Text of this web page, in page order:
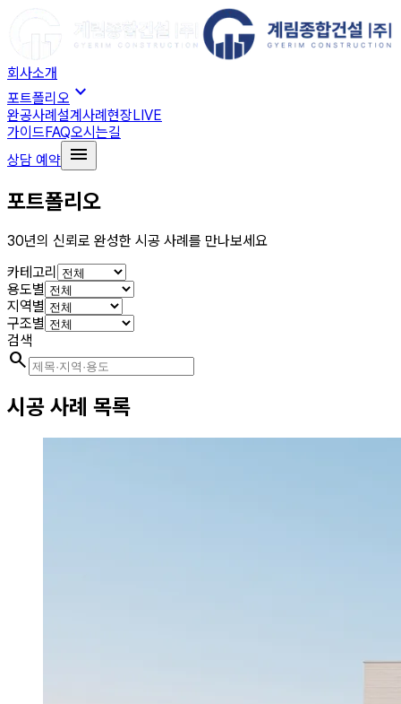
회사소개
포트폴리오 expand_more
완공사례설계사례현장LIVE
가이드FAQ오시는길
상담 예약 menu
포트폴리오
30년의 신뢰로 완성한 시공 사례를 만나보세요
카테고리
용도별
지역별
구조별
검색
search
시공 사례 목록